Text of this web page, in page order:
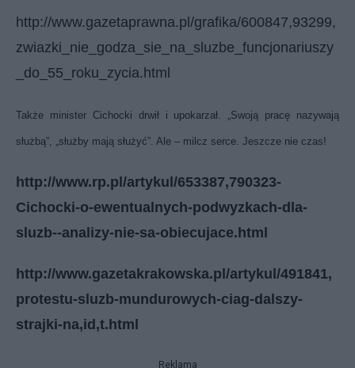
http://www.gazetaprawna.pl/grafika/600847,93299,
zwiazki_nie_godza_sie_na_sluzbe_funcjonariuszy
_do_55_roku_zycia.html
Także minister Cichocki drwił i upokarzał. „Swoją pracę nazywają
służbą”, „służby mają służyć”. Ale – milcz serce. Jeszcze nie czas!
http://www.rp.pl/artykul/653387,790323-
Cichocki-o-ewentualnych-podwyzkach-dla-
sluzb--analizy-nie-sa-obiecujace.html
http://www.gazetakrakowska.pl/artykul/491841,
protestu-sluzb-mundurowych-ciag-dalszy-
strajki-na,id,t.html
Reklama